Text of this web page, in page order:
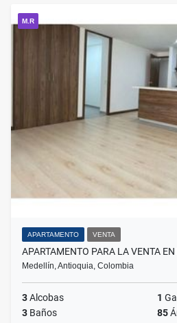
M.R
APARTAMENTO VENTA
APARTAMENTO PARA LA VENTA
Medellín, Antioquia, Colombia
3Alcobas 1
3 Baños 85